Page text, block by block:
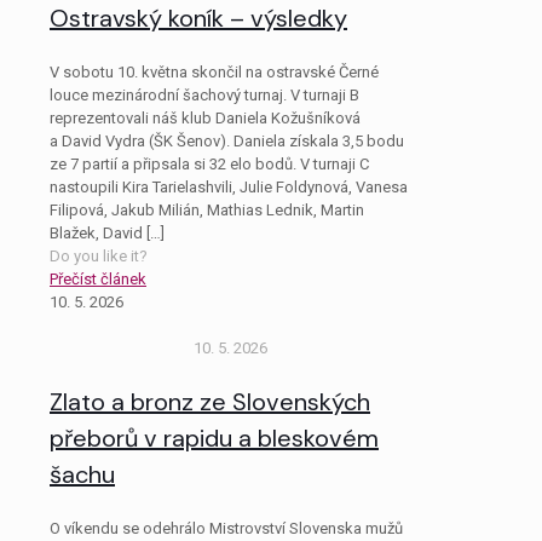
Ostravský koník – výsledky
V sobotu 10. května skončil na ostravské Černé
louce mezinárodní šachový turnaj. V turnaji B
reprezentovali náš klub Daniela Kožušníková
a David Vydra (ŠK Šenov). Daniela získala 3,5 bodu
ze 7 partií a připsala si 32 elo bodů. V turnaji C
nastoupili Kira Tarielashvili, Julie Foldynová, Vanesa
Filipová, Jakub Milián, Mathias Lednik, Martin
Blažek, David […]
Do you like it?
Přečíst článek
10. 5. 2026
10. 5. 2026
Zlato a bronz ze Slovenských
přeborů v rapidu a bleskovém
šachu
O víkendu se odehrálo Mistrovství Slovenska mužů